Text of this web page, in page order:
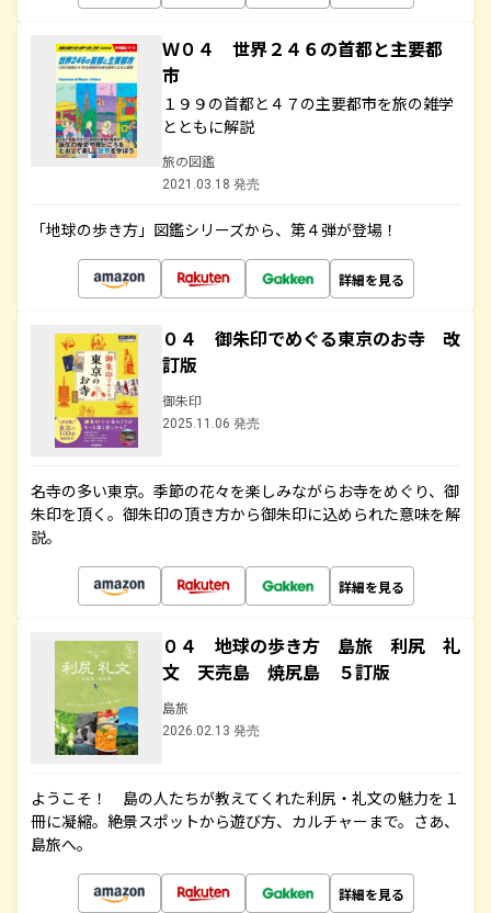
Ｗ０４ 世界２４６の首都と主要都
市
１９９の首都と４７の主要都市を旅の雑学
とともに解説
旅の図鑑
2021.03.18 発売
「地球の歩き方」図鑑シリーズから、第４弾が登場！
詳細を見る
０４ 御朱印でめぐる東京のお寺 改
訂版
御朱印
2025.11.06 発売
名寺の多い東京。季節の花々を楽しみながらお寺をめぐり、御
朱印を頂く。御朱印の頂き方から御朱印に込められた意味を解
説。
詳細を見る
０４ 地球の歩き方 島旅 利尻 礼
文 天売島 焼尻島 ５訂版
島旅
2026.02.13 発売
ようこそ！ 島の人たちが教えてくれた利尻・礼文の魅力を１
冊に凝縮。絶景スポットから遊び方、カルチャーまで。さあ、
島旅へ。
詳細を見る